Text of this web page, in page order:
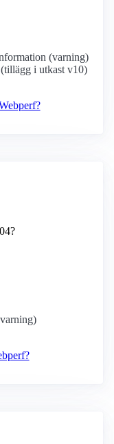
(varning)
i utkast v10)